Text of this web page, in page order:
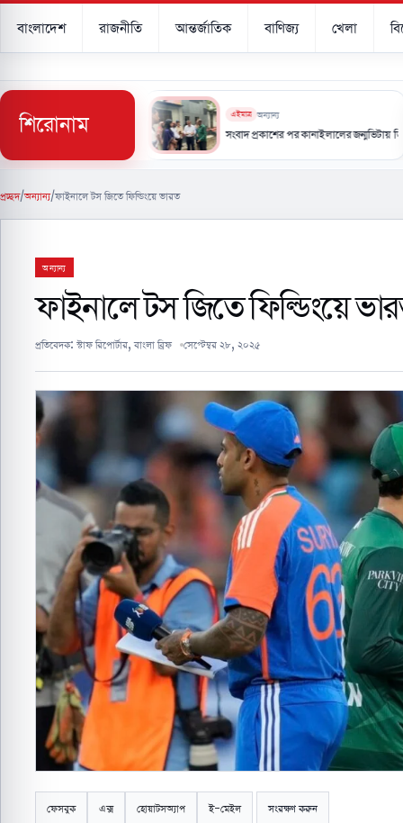
বাংলাদেশ রাজনীতি আন্তর্জাতিক বাণিজ্য খেলা
শিরোনাম
চেয়ে এগিয়ে ইরানের নিজস্ব প্রযুক্তি’
এইমাত্র অন্যান্য
সংবাদ প্রকাশের পর কানাইলালের জন্মভিটায় ডিসি,
প্রচ্ছদ/অন্যান্য/ফাইনালে টস জিতে ফিল্ডিংয়ে ভারত
অন্যান্য
ফাইনালে টস জিতে ফিল্ডিংয়ে
প্রতিবেদক: স্টাফ রিপোর্টার, বাংলা ব্রিফ সেপ্টেম্বর ২৮, ২০২৫
ফেসবুক এক্স হোয়াটসঅ্যাপ ই-মেইল সংরক্ষণ করুন